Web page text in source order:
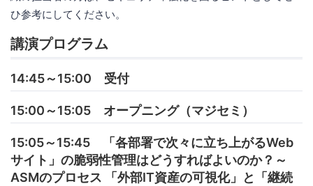
ひ参考にしてください。
講演プログラム
14:45～15:00 受付
15:00～15:05 オープニング（マジセミ）
15:05～15:45 「各部署で次々に立ち上がるWeb
サイト」の脆弱性管理はどうすればよいのか？～
ASMのプロセス 「外部IT資産の可視化」と「継続